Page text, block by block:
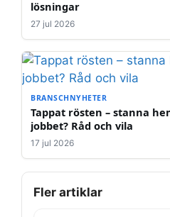
lösningar
27 jul 2026
BRANSCHNYHETER
Tappat rösten – stanna
jobbet? Råd och vila
17 jul 2026
Fler artiklar